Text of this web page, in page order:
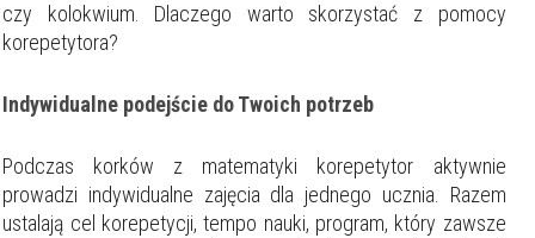
czy kolokwium. Dlaczego warto skorzystać z pomocy
korepetytora?
Indywidualne podejście do Twoich potrzeb
Podczas korków z matematyki korepetytor aktywnie
prowadzi indywidualne zajęcia dla jednego ucznia. Razem
ustalają cel korepetycji, tempo nauki, program, który zawsze